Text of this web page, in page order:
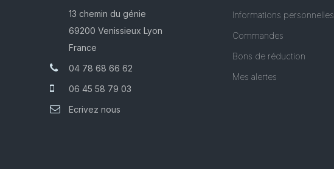
13 chemin du génie
69200 Venissieux Lyon
France
04 78 68 66 62
06 45 58 79 03
Ecrivez nous
Informations personnelles
Commandes
Bons de réduction
Mes alertes